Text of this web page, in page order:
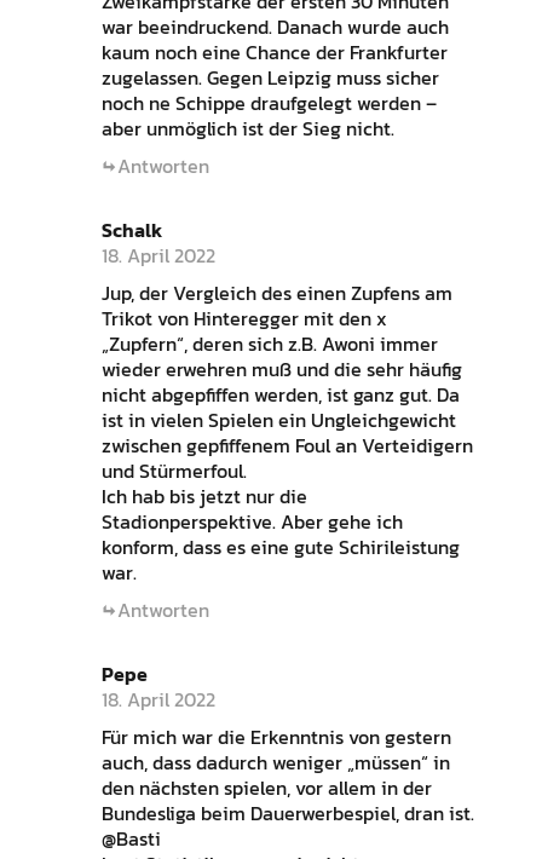
war beeindruckend. Danach wurde auch
kaum noch eine Chance der Frankfurter
zugelassen. Gegen Leipzig muss sicher
noch ne Schippe draufgelegt werden –
aber unmöglich ist der Sieg nicht.
Antworten
Schalk
18. April 2022
Jup, der Vergleich des einen Zupfens am
Trikot von Hinteregger mit den x
„Zupfern“, deren sich z.B. Awoni immer
wieder erwehren muß und die sehr häufig
nicht abgepfiffen werden, ist ganz gut. Da
ist in vielen Spielen ein Ungleichgewicht
zwischen gepfiffenem Foul an Verteidigern
und Stürmerfoul.
Ich hab bis jetzt nur die
Stadionperspektive. Aber gehe ich
konform, dass es eine gute Schirileistung
war.
Antworten
Pepe
18. April 2022
Für mich war die Erkenntnis von gestern
auch, dass dadurch weniger „müssen“ in
den nächsten spielen, vor allem in der
Bundesliga beim Dauerwerbespiel, dran ist.
@Basti